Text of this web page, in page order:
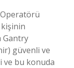
Operatörü
Gantry
güvenli ve
ve bu konuda